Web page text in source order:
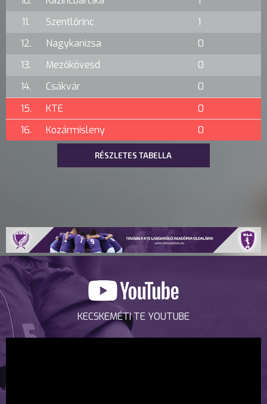
11.
Szentlőrinc
1
12.
Nagykanizsa
0
13.
Mezőkövesd
0
14.
Csákvár
0
15.
KTE
0
16.
Kozármisleny 0
RÉSZLETES TABELLA
KECSKEMÉTI TE YOUTUBE